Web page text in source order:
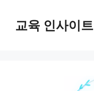
교육 인사이트